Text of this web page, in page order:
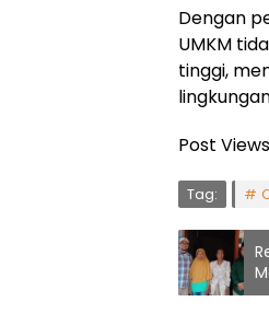
Dengan
UMKM
tinggi,
Post
Tag: